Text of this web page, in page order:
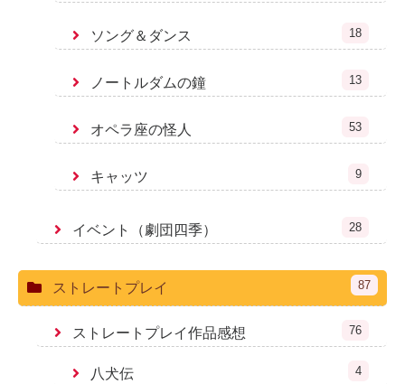
ソング＆ダンス 18
ノートルダムの鐘 13
オペラ座の怪人 53
キャッツ 9
イベント（劇団四季） 28
ストレートプレイ 87
ストレートプレイ作品感想 76
八犬伝 4